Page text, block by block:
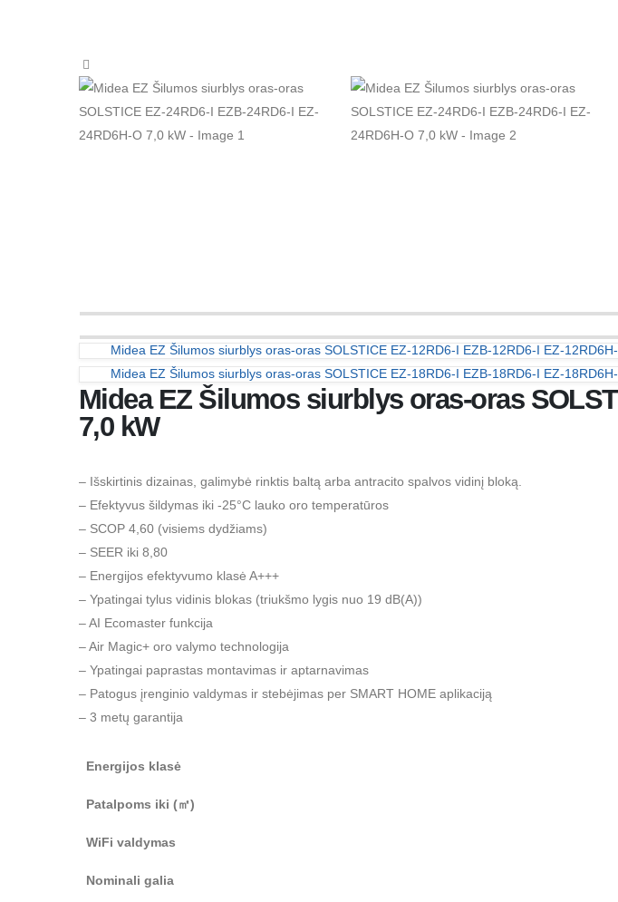
Midea EZ Šilumos siurblys oras-oras SOLSTICE EZ-12RD6-I EZB-12RD6-I EZ-
Midea EZ Šilumos siurblys oras-oras SOLSTICE EZ-18RD6-I EZB-18RD6-I EZ-
Midea EZ Šilumos siurblys oras-oras
7,0 kW
– Išskirtinis dizainas, galimybė rinktis baltą arba antracito spalvos vidinį bloką.
– Efektyvus šildymas iki -25°C lauko oro temperatūros
– SCOP 4,60 (visiems dydžiams)
– SEER iki 8,80
– Energijos efektyvumo klasė A+++
– Ypatingai tylus vidinis blokas (triukšmo lygis nuo 19 dB(A))
– AI Ecomaster funkcija
– Air Magic+ oro valymo technologija
– Ypatingai paprastas montavimas ir aptarnavimas
– Patogus įrenginio valdymas ir stebėjimas per SMART HOME aplikaciją
– 3 metų garantija
Energijos klasė
Patalpoms iki (㎡)
WiFi valdymas
Nominali galia